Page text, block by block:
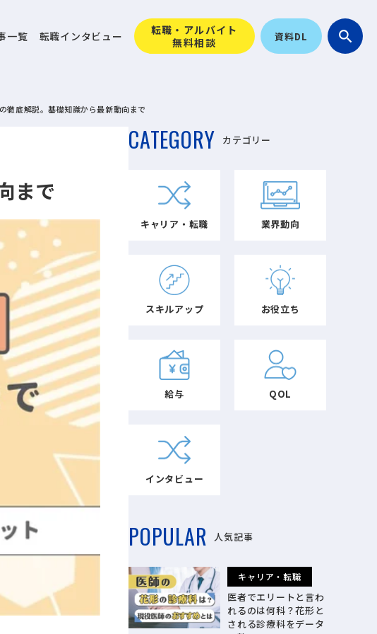
一覧 転職インタビュー
転職・アルバイト
無料相談
資料DL search
徹底解説。基礎知識から最新動向まで
まで
CATEGORY カテゴリー
キャリア・転職 業界動向
スキルアップ お役立ち
給与 QOL
インタビュー
POPULAR 人気記事
キャリア・転職
医者でエリートと言わ
れるのは何科？花形と
される診療科をデータ